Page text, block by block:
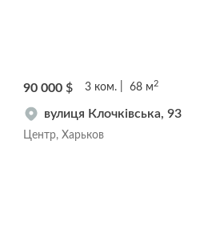
90 000 $ 3 ком. 68 м 2
вулиця Клочківська, 93
Центр, Харьков